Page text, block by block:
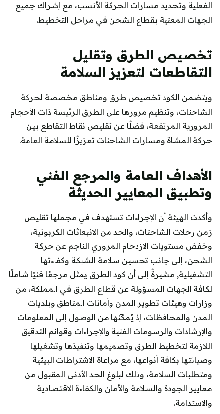
الفعلية وتحديد مسارات الحركة الأنسب، مع إشراك جميع
الجهات المعنية بقطاع الشحن في مراحل التخطيط.
تخصيص الطرق وتقليل
التقاطعات لتعزيز السلامة
ويتضمن الكود تخصيص طرق ومناطق مخصصة لحركة
الشاحنات، وتنظيم مرورها على الطرق الرئيسة ذات الأحجام
المرورية المرتفعة، فضلًا عن تقليص نقاط التقاطع بين
حركة المشاة ومسارات الشاحنات تعزيزًا للسلامة العامة.
الأهداف العامة والمرجع الفني
وتطبيق المعايير الحديثة
وأكدت الهيئة أن الإجراءات تستهدف في مجملها تقليص
زمن رحلات الشاحنات، والحد من الانبعاثات الكربونية،
وخفض مستويات الازدحام المروري الناجم عن حركة
الشحن، إلى جانب تحسين سلامة الشبكة وكفاءتها
التشغيلية, مشيرةً إلى أن كود الطرق يمثل مرجعًا فنيًا شاملًا
لكافة الجهات المسؤولة عن قطاع الطرق في المملكة، من
وزارات وهيئات تطوير المدن وأمانات المناطق وبلديات
المدن والمحافظات، إذ يُمكّنها من الوصول إلى المعلومات
والإرشادات والرسومات الفنية والإجراءات وقوائم التدقيق
اللازمة لتخطيط الطرق وتصميمها وتنفيذها وتشغيلها
وصيانتها بكافة أنواعها، مع مراعاة الاشتراطات البيئية
ومتطلبات السلامة، وذلك لبلوغ الحد الأدنى المقبول من
معايير الجودة والسلامة والأمان والكفاءة الاقتصادية
والاستدامة.